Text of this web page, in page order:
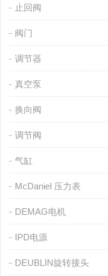
止回阀
阀门
调节器
真空泵
换向阀
调节阀
气缸
McDaniel 压力表
DEMAG电机
IPD电源
DEUBLIN旋转接头